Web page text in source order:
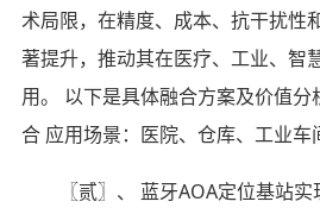
术局限，在精度、成本、抗干扰性
著提升，推动其在医疗、工业、智
用。 以下是具体融合方案及价值分
合 应用场景：医院、仓库、工业车
〖贰〗、 蓝牙AOA定位基站